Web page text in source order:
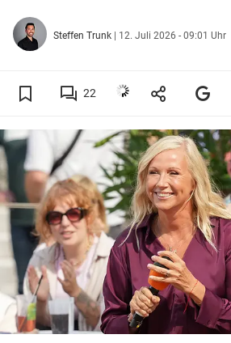
Steffen Trunk | 12. Juli 2026 - 09:01 Uhr
22